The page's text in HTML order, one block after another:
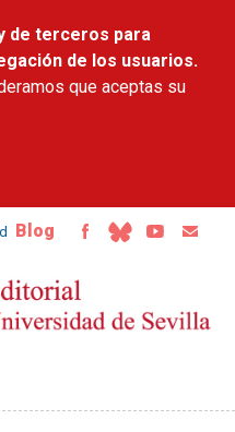
de terceros para
de los usuarios.
que aceptas su
Blog